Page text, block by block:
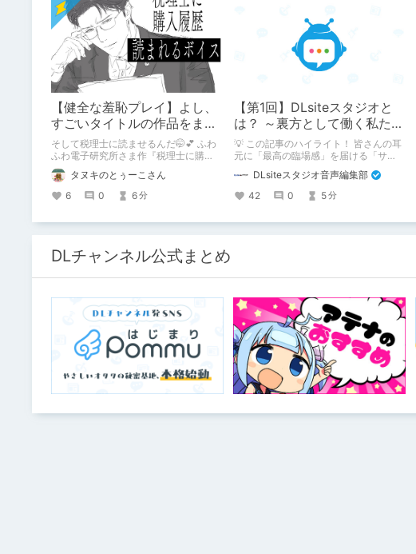
【健全な羞恥プレイ】よし、
すごいタイトルの作品をまた
買おう。【湧き上がる不健全
な気持ち】
そして税理士に読ませるんだ🤭💕 ふわ
ふわ電子研究所さま作『税理士に購入
履歴読まれるボイス』の感想レビュー
です！タヌキのとぅーこさん
6
0 6分
【第1回】DLsiteスタジオと
は？ ～裏方として働く私たち
の紹介
💡 この記事のハイライト！ 皆さんの耳
元に「最高の臨場感」を届ける「サウ
台裏を大公開！ スマートな専門職……
と思いきや、実態は「音の変態（褒め
言葉）」が集まるチーム！？ 成人男性
DLsiteスタジオ音声編集部
42
0 5分
DLチャンネル公式まとめ